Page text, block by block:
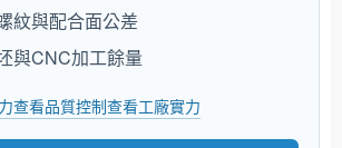
紋與配合面公差
與CNC加工餘量
查看品質控制查看工廠實力